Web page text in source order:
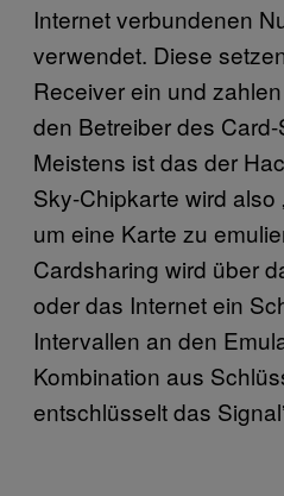
Internet verbundenen
verwendet. Diese
Receiver ein und
den Betreiber des
Meistens ist das der
Sky-Chipkarte wird also
um eine Karte zu
Cardsharing wird über
oder das Internet ein
Intervallen an den
Kombination aus
entschlüsselt das